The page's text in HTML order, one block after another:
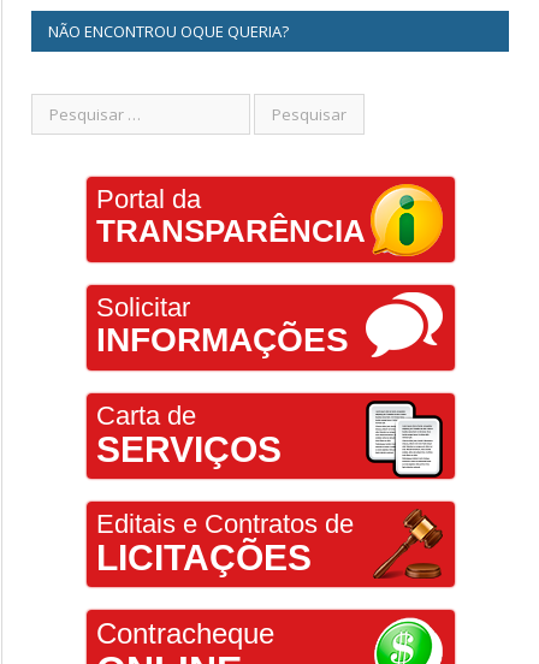
NÃO ENCONTROU OQUE QUERIA?
Portal da
TRANSPARÊNCIA
Solicitar
INFORMAÇÕES
Carta de
SERVIÇOS
Editais e Contratos de
LICITAÇÕES
Contracheque